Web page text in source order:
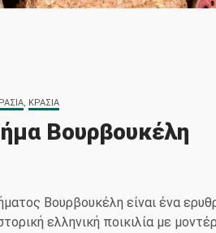
, ΚΡΑΣΙΆ
Βουρβουκέλη
Βουρβουκέλη είναι ένα
ελληνική ποικιλία με